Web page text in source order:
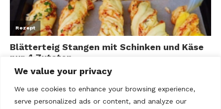
We value your privacy
We use cookies to enhance your browsing experience,
serve personalized ads or content, and analyze our